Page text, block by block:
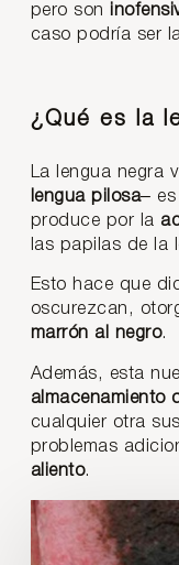
pero son
caso podría ser
¿Qué es la
La lengua negra
lengua pilosa–
produce por la
las papilas de la
Esto hace que
oscurezcan,
marrón al negro.
Además, esta
almacenamiento
cualquier otra
problemas
aliento.